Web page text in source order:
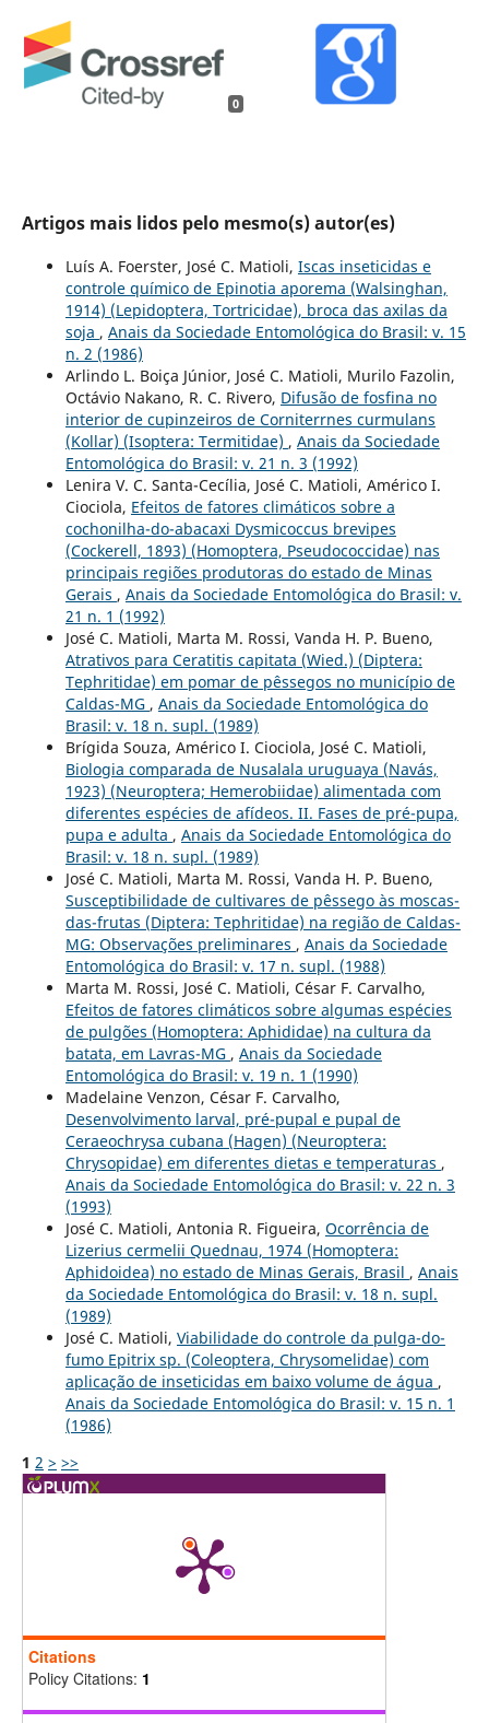
0
Artigos mais lidos pelo mesmo(s) autor(es)
Luís A. Foerster, José C. Matioli, Iscas inseticidas e
controle químico de Epinotia aporema (Walsinghan,
1914) (Lepidoptera, Tortricidae), broca das axilas da
soja , Anais da Sociedade Entomológica do Brasil: v. 15
n. 2 (1986)
Arlindo L. Boiça Júnior, José C. Matioli, Murilo Fazolin,
Octávio Nakano, R. C. Rivero, Difusão de fosfina no
interior de cupinzeiros de Corniterrnes curmulans
(Kollar) (Isoptera: Termitidae) , Anais da Sociedade
Entomológica do Brasil: v. 21 n. 3 (1992)
Lenira V. C. Santa-Cecília, José C. Matioli, Américo I.
Ciociola, Efeitos de fatores climáticos sobre a
cochonilha-do-abacaxi Dysmicoccus brevipes
(Cockerell, 1893) (Homoptera, Pseudococcidae) nas
principais regiões produtoras do estado de Minas
Gerais , Anais da Sociedade Entomológica do Brasil: v.
21 n. 1 (1992)
José C. Matioli, Marta M. Rossi, Vanda H. P. Bueno,
Atrativos para Ceratitis capitata (Wied.) (Diptera:
Tephritidae) em pomar de pêssegos no município de
Caldas-MG , Anais da Sociedade Entomológica do
Brasil: v. 18 n. supl. (1989)
Brígida Souza, Américo I. Ciociola, José C. Matioli,
Biologia comparada de Nusalala uruguaya (Navás,
1923) (Neuroptera; Hemerobiidae) alimentada com
diferentes espécies de afídeos. II. Fases de pré-pupa,
pupa e adulta , Anais da Sociedade Entomológica do
Brasil: v. 18 n. supl. (1989)
José C. Matioli, Marta M. Rossi, Vanda H. P. Bueno,
Susceptibilidade de cultivares de pêssego às moscas-
das-frutas (Diptera: Tephritidae) na região de Caldas-
MG: Observações preliminares , Anais da Sociedade
Entomológica do Brasil: v. 17 n. supl. (1988)
Marta M. Rossi, José C. Matioli, César F. Carvalho,
Efeitos de fatores climáticos sobre algumas espécies
de pulgões (Homoptera: Aphididae) na cultura da
batata, em Lavras-MG , Anais da Sociedade
Entomológica do Brasil: v. 19 n. 1 (1990)
Madelaine Venzon, César F. Carvalho,
Desenvolvimento larval, pré-pupal e pupal de
Ceraeochrysa cubana (Hagen) (Neuroptera:
Chrysopidae) em diferentes dietas e temperaturas ,
Anais da Sociedade Entomológica do Brasil: v. 22 n. 3
(1993)
José C. Matioli, Antonia R. Figueira, Ocorrência de
Lizerius cermelii Quednau, 1974 (Homoptera:
Aphidoidea) no estado de Minas Gerais, Brasil , Anais
da Sociedade Entomológica do Brasil: v. 18 n. supl.
(1989)
José C. Matioli, Viabilidade do controle da pulga-do-
fumo Epitrix sp. (Coleoptera, Chrysomelidae) com
aplicação de inseticidas em baixo volume de água ,
Anais da Sociedade Entomológica do Brasil: v. 15 n. 1
(1986)
1 2 > >>
Citations
Policy Citations: 1